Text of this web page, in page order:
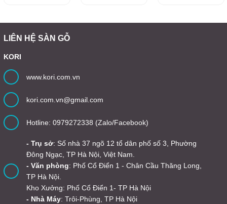
LIÊN HỆ SÀN GỖ
KORI
www.kori.com.vn
kori.com.vn@gmail.com
Hotline: 0979272338 (Zalo/Facebook)
- Trụ sở: Số nhà 37 ngõ 12 tổ dân phố số 3, Phường
Đông Ngạc, TP Hà Nội, Việt Nam.
- Văn phòng: Phố Cổ Điển 1 - Chân Cầu Thăng Long,
TP Hà Nội.
Kho Xưởng: Phố Cổ Điển 1- TP Hà Nội
- Nhà Máy: Trôi-Phùng, TP Hà Nội